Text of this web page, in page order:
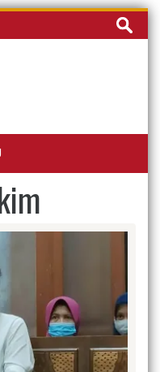
Cari
untuk: